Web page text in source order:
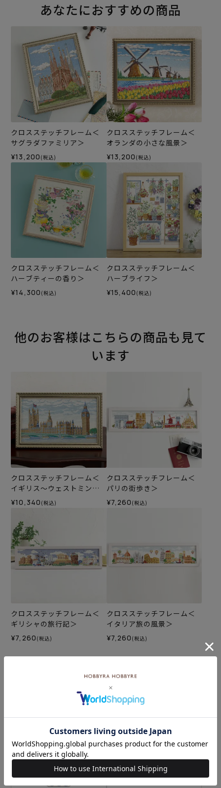
あなたにおすすめの商品
クロスステッチフレーム＜
サグラダファミリア＞
¥13,200 (税込)
クロスステッチフレーム＜
オランダの小さな風景＞
¥13,200 (税込)
クロスステッチフレーム＜
ハーブティーの香り＞
¥14,300 (税込)
クロスステッチフレーム＜
ハーブライフ＞
¥15,400 (税込)
他のお客様はこちらの商品も見て
います
クロスステッチフレーム＜
イギリス～ウェストミンス
ター宮殿～＞
¥10,340 (税込)
クロスステッチフレーム＜
パリの街歩き＞
¥7,260 (税込)
クロスステッチフレーム＜
ギリシャの旅行記＞
¥7,260 (税込)
クロスステッチフレーム＜
イタリア旅の風景＞
¥7,260 (税込)
カテゴリーから探す
生地 キット